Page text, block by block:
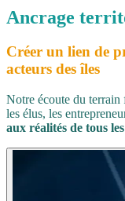
Ancrage
Créer un lien de
acteurs des îles
Notre écoute du
les élus, les
aux réalités de tous